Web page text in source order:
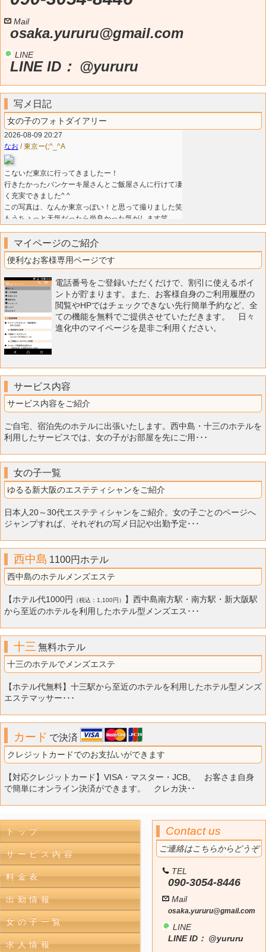
Mail
osaka.yururu@gmail.com
LINE
LINE ID： @yururu
写メ日記
女の子のフォトダイアリー
マイページのご紹介
便利なお客様専用ページです
電話番号をご登録いただくだけで、割引に使えるポイ
ントが貯まります。また、お客様自身のご利用履歴の
閲覧やHPではチェックできない先行簡単予約など、全
ての機能を無料でご提供させていただきます。 日々
進化中のマイページを是非ご利用ください。
サービス内容
サービス内容をご紹介
ご自宅、宿泊先のホテルに出張いたします。西中島・十三のホテルを
利用したサービスでは、女の子がお部屋を先にご用･･･
女の子一覧
ゆるる新大阪のエステティシャンをご紹介
日本人20～30代エステティシャンをご紹介。女の子ごとのページへ
ジャンプすれば、それぞれの写メ日記や出勤予定･･･
西中島 1100円ホテル
西中島のホテルメンズエステ
【ホテル代1000円 （税込：1,100円）
】西中島南方駅・南方駅・新大阪駅
から至近のホテルを利用したホテル型メンズエス･･･
十三 無料ホテル
十三のホテルでメンズエステ
【ホテル代無料】十三駅から至近のホテルを利用したホテル型メンズ
エステマッサー･･･
カード で決済
クレジットカードでのお支払いができます
【対応クレジットカード】VISA・マスター・JCB。 お客さま自身
で簡単にオンライン決済ができます。 クレカ決･･
トップ
サービス内容
料金表
出勤情報
女の子一覧
求人情報
Contact us
ご連絡はこちらからどうぞ
TEL
090-3054-8446
Mail
osaka.yururu@gmail.com
LINE
LINE ID： @yururu